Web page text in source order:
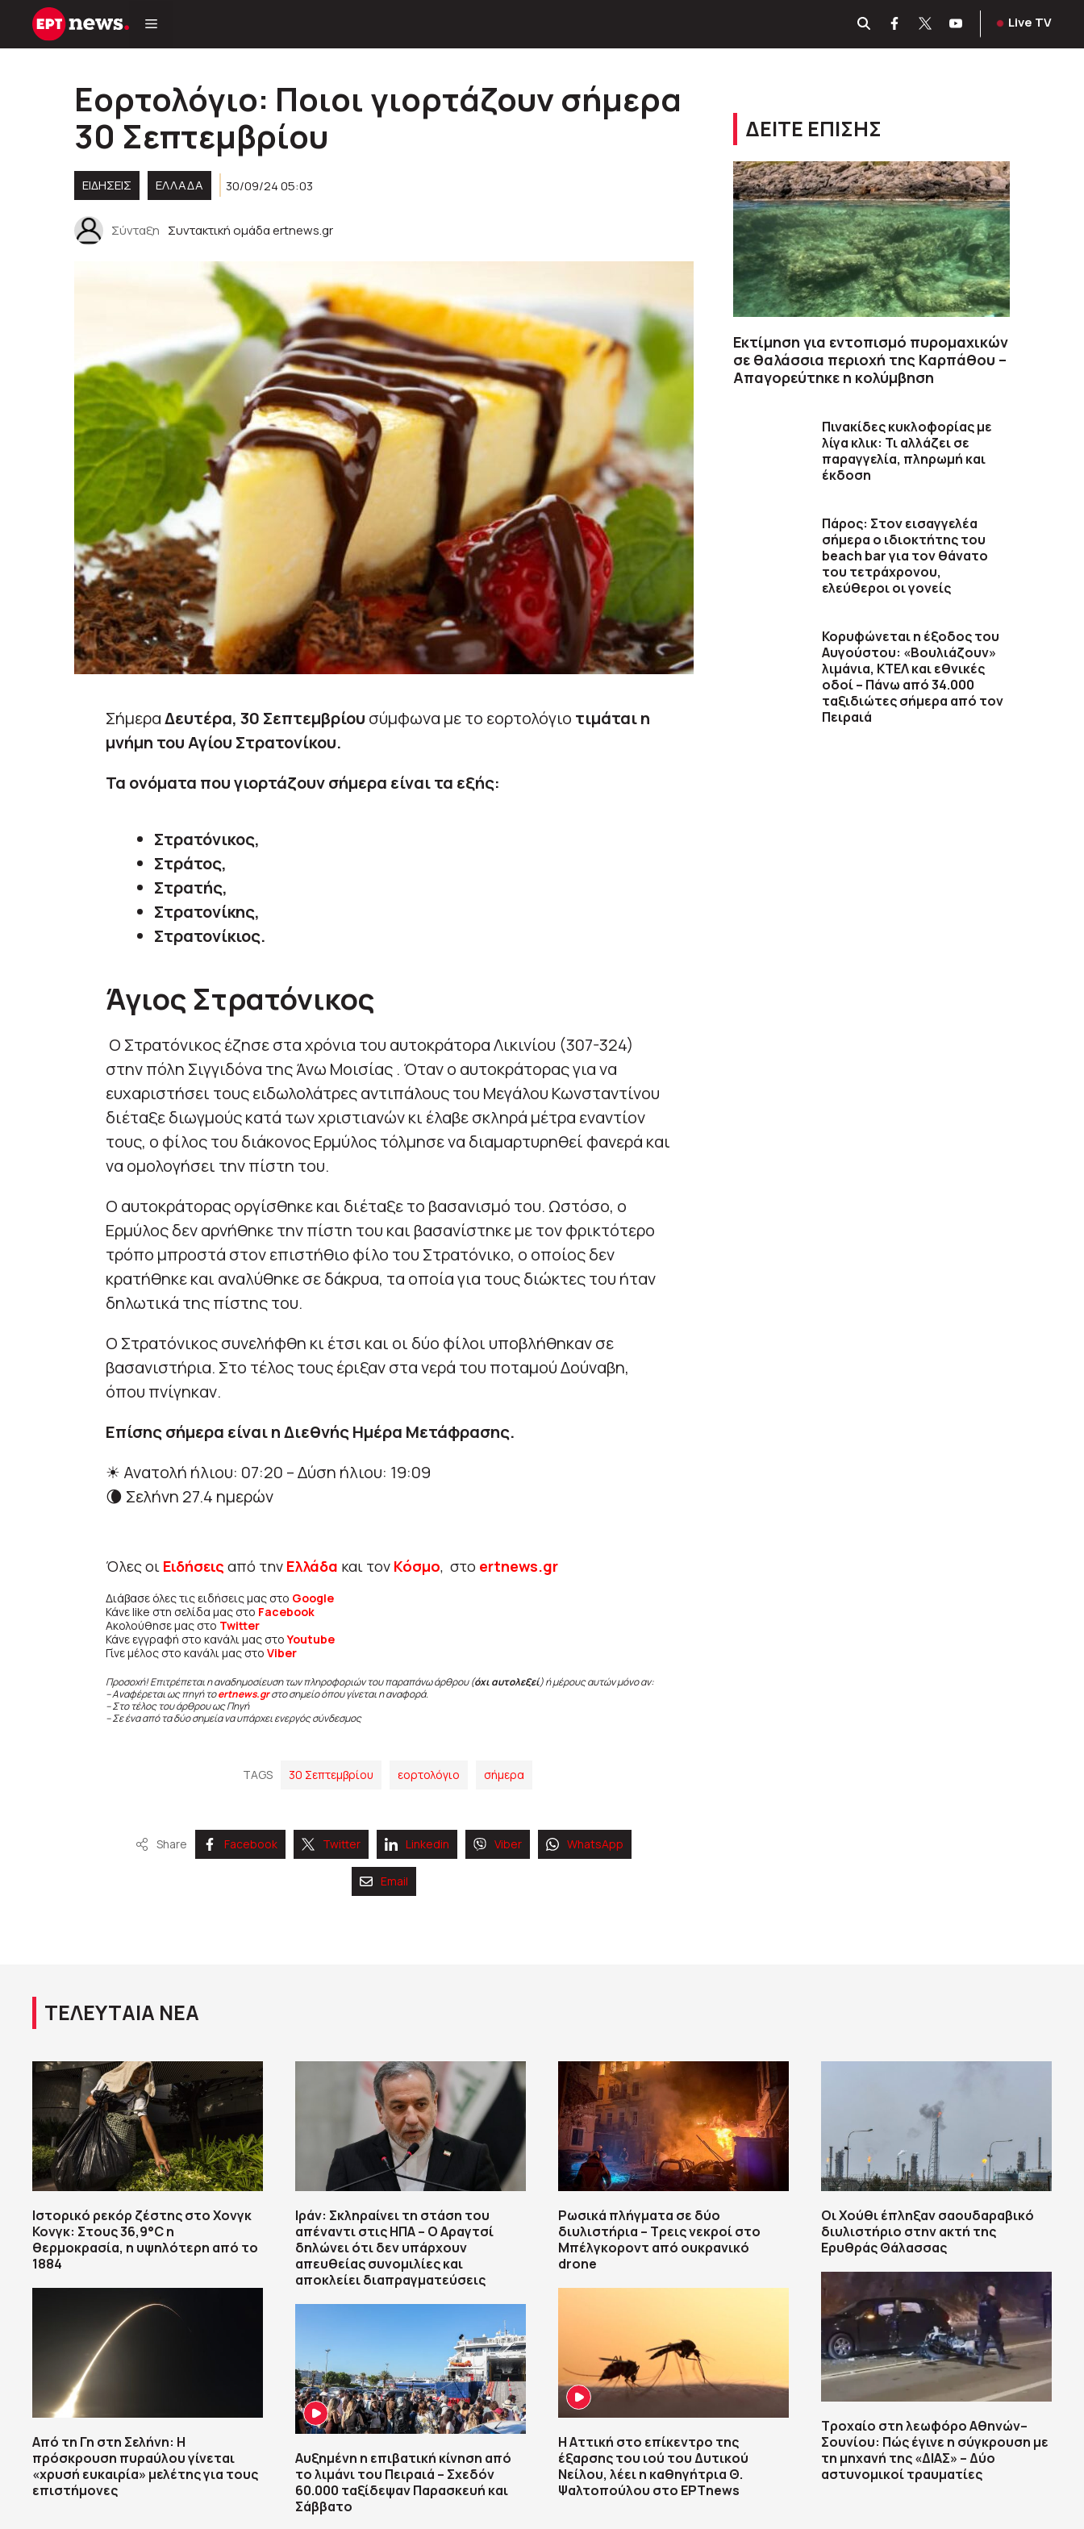
Μετάβαση
Live TV
Εορτολόγιο: Ποιοι γιορτάζουν σήμερα
30 Σεπτεμβρίου
ΕΙΔΗΣΕΙΣ ΕΛΛΑΔΑ 30/09/24 05:03
Σύνταξη Συντακτική ομάδα ertnews.gr
ΣήμεραΔευτέρα, 30 Σεπτεμβρίου σύμφωνα με το εορτολόγιο τιμάται η
μνήμη του Αγίου Στρατονίκου.
Τα ονόματα που γιορτάζουν σήμερα είναι τα εξής:
Στρατόνικος,
Στράτος,
Στρατής,
Στρατονίκης,
Στρατονίκιος.
Άγιος Στρατόνικος
Ο Στρατόνικος έζησε στα χρόνια του αυτοκράτορα Λικινίου (307-324)
στην πόλη Σιγγιδόνα της Άνω Μοισίας . Όταν ο αυτοκράτορας για να
ευχαριστήσει τους ειδωλολάτρες αντιπάλους του Μεγάλου Κωνσταντίνου
διέταξε διωγμούς κατά των χριστιανών κι έλαβε σκληρά μέτρα εναντίον
τους, ο φίλος του διάκονος Ερμύλος τόλμησε να διαμαρτυρηθεί φανερά και
να ομολογήσει την πίστη του.
Ο αυτοκράτορας οργίσθηκε και διέταξε το βασανισμό του. Ωστόσο, ο
Ερμύλος δεν αρνήθηκε την πίστη του και βασανίστηκε με τον φρικτότερο
τρόπο μπροστά στον επιστήθιο φίλο του Στρατόνικο, ο οποίος δεν
κρατήθηκε και αναλύθηκε σε δάκρυα, τα οποία για τους διώκτες του ήταν
δηλωτικά της πίστης του.
Ο Στρατόνικος συνελήφθη κι έτσι και οι δύο φίλοι υποβλήθηκαν σε
βασανιστήρια. Στο τέλος τους έριξαν στα νερά του ποταμού Δούναβη,
όπου πνίγηκαν.
Επίσης σήμερα είναι η Διεθνής Ημέρα Μετάφρασης.
☀ Ανατολή ήλιου: 07:20 – Δύση ήλιου: 19:09
🌘 Σελήνη 27.4 ημερών
Όλες οι Ειδήσεις από την Ελλάδα και τον Κόσμο, στο ertnews.gr
Διάβασε όλες τις ειδήσεις μας στο Google
Κάνε like στη σελίδα μας στο Facebook
Ακολούθησε μας στο Twitter
Κάνε εγγραφή στο κανάλι μας στοYoutube
Γίνε μέλος στο κανάλι μας στο Viber
Προσοχή! Επιτρέπεται η αναδημοσίευση των πληροφοριών του παραπάνω άρθρου (όχι αυτολεξεί) ή μέρους αυτών μόνο αν:
– Αναφέρεται ως πηγή τοertnews.gr στο σημείο όπου γίνεται η αναφορά.
– Στο τέλος του άρθρου ως Πηγή
– Σε ένα από τα δύο σημεία να υπάρχει ενεργός σύνδεσμος
TAGS 30 Σεπτεμβρίου εορτολόγιο σήμερα
Share Facebook Twitter Linkedin Viber WhatsApp
Email
ΔΕΙΤΕ ΕΠΙΣΗΣ
Εκτίμηση για εντοπισμό πυρομαχικών
σε θαλάσσια περιοχή της Καρπάθου –
Απαγορεύτηκε η κολύμβηση
Πινακίδες κυκλοφορίας με
λίγα κλικ: Τι αλλάζει σε
παραγγελία, πληρωμή και
έκδοση
Πάρος: Στον εισαγγελέα
σήμερα ο ιδιοκτήτης του
beach bar για τον θάνατο
του τετράχρονου,
ελεύθεροι οι γονείς
Κορυφώνεται η έξοδος του
Αυγούστου: «Βουλιάζουν»
λιμάνια, ΚΤΕΛ και εθνικές
οδοί – Πάνω από 34.000
ταξιδιώτες σήμερα από τον
Πειραιά
ΤΕΛΕΥΤΑΙΑ ΝΕΑ
Ιστορικό ρεκόρ ζέστης στο Χονγκ
Κονγκ: Στους 36,9°C η
θερμοκρασία, η υψηλότερη από το
1884
Από τη Γη στη Σελήνη: Η
πρόσκρουση πυραύλου γίνεται
«χρυσή ευκαιρία» μελέτης για τους
επιστήμονες
Ιράν: Σκληραίνει τη στάση του
απέναντι στις ΗΠΑ – Ο Αραγτσί
δηλώνει ότι δεν υπάρχουν
απευθείας συνομιλίες και
αποκλείει διαπραγματεύσεις
Αυξημένη η επιβατική κίνηση από
το λιμάνι του Πειραιά – Σχεδόν
60.000 ταξίδεψαν Παρασκευή και
Σάββατο
Ρωσικά πλήγματα σε δύο
διυλιστήρια – Τρεις νεκροί στο
Μπέλγκοροντ από ουκρανικό
drone
Η Αττική στο επίκεντρο της
έξαρσης του ιού του Δυτικού
Νείλου, λέει η καθηγήτρια Θ.
Ψαλτοπούλου στο ΕΡΤnews
Οι Χούθι έπληξαν σαουδαραβικό
διυλιστήριο στην ακτή της
Ερυθράς Θάλασσας
Τροχαίο στη λεωφόρο Αθηνών–
Σουνίου: Πώς έγινε η σύγκρουση με
τη μηχανή της «ΔΙΑΣ» – Δύο
αστυνομικοί τραυματίες